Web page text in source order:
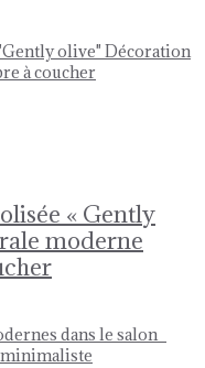
« Gently
moderne